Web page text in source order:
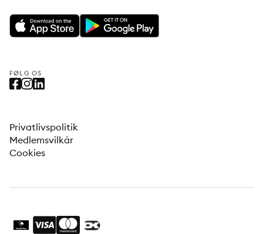
FØLG OS
Privatlivspolitik
Medlemsvilkår
Cookies